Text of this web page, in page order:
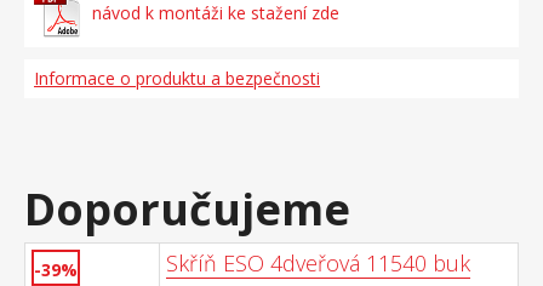
návod k montáži ke stažení zde
Informace o produktu a bezpečnosti
Doporučujeme
-39% Skříň ESO 4dveřová 11540 buk